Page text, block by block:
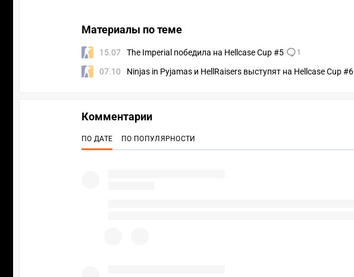
Материалы по теме
15.07 The Imperial победила на Hellcase Cup #5 1
07.10 Ninjas in Pyjamas и HellRaisers выступят на Hellcase Cup #6
Комментарии
ПО ДАТЕ ПО ПОПУЛЯРНОСТИ